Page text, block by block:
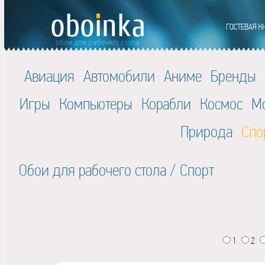
Авиация Автомобили Аниме Бренды
Игры Компьютеры Корабли Космос
Природа
Обои для рабочего стола / Спорт
1 2